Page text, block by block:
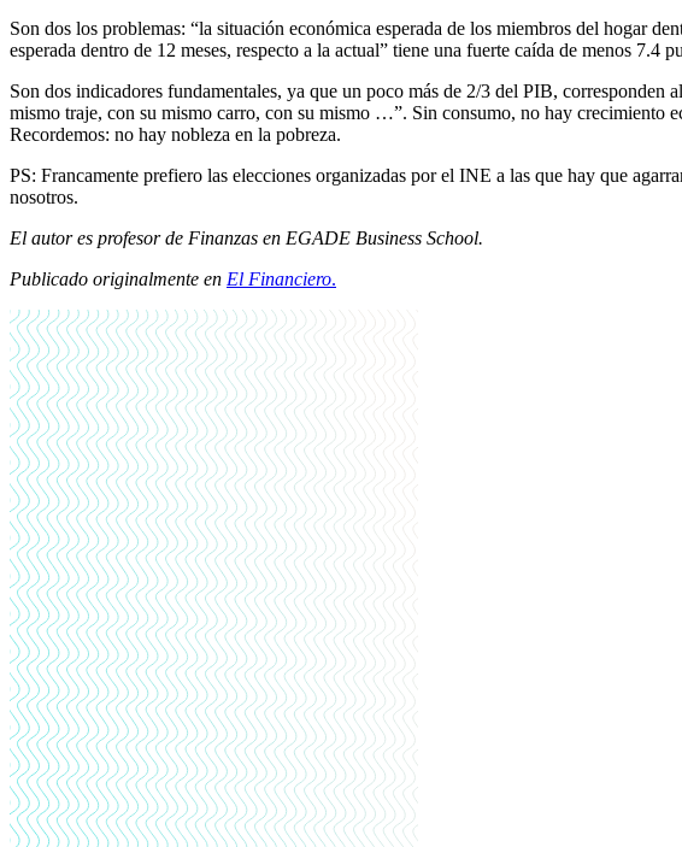
Son dos los problemas: “la situación económica esperada de los miembros del hogar
esperada dentro de 12 meses, respecto a la actual” tiene una fuerte caída de menos
Son dos indicadores fundamentales, ya que un poco más de 2/3 del PIB,
mismo traje, con su mismo carro, con su mismo …”. Sin consumo, no hay crecimiento
Recordemos: no hay nobleza en la pobreza.
PS: Francamente prefiero las elecciones organizadas por el INE a las que hay que
nosotros.
El autor es profesor de Finanzas en EGADE Business School.
Publicado originalmente en El Financiero.